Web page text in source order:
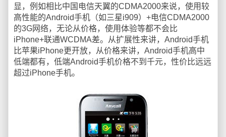
显，例如相比中国电信天翼的CDMA2000来说，使用较
高性能的Android手机（如三星i909）+电信CDMA2000
的3G网络，无论从价格，使用体验等都不会比
iPhone+联通WCDMA差。从扩展性来讲，Android手机
比苹果iPhone更开放，从价格来讲，Android手机高中
低端都有，低端Android手机价格不到千元，性价比远远
超过iPhone手机。